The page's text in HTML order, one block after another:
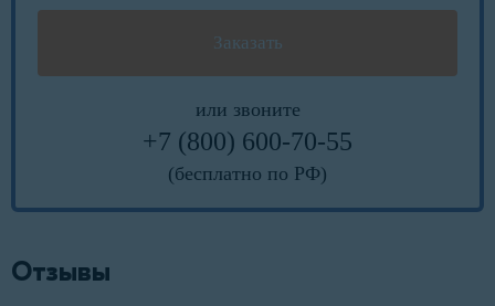
или звоните
+7 (800) 600-70-55
(бесплатно по РФ)
Отзывы